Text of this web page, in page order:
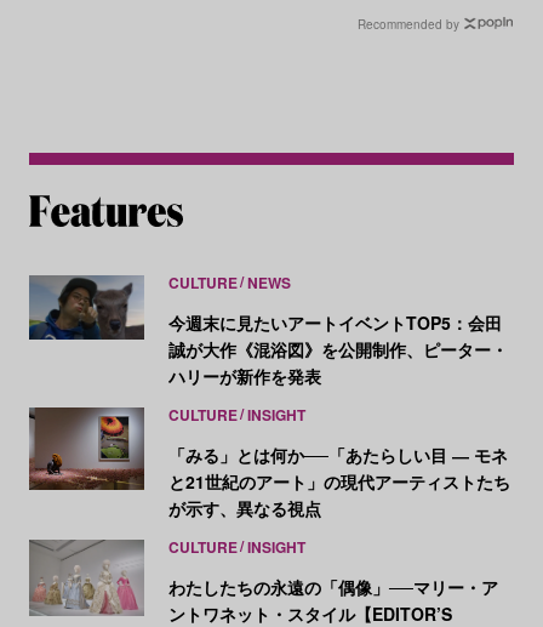
Recommended by
CULTURE NEWS
今週末に見たいアートイベントTOP5：会田
誠が大作《混浴図》を公開制作、ピーター・
ハリーが新作を発表
CULTURE INSIGHT
「みる」とは何か──「あたらしい目 ― モネ
と21世紀のアート」の現代アーティストたち
が示す、異なる視点
CULTURE INSIGHT
わたしたちの永遠の「偶像」──マリー・ア
ントワネット・スタイル【EDITOR’S